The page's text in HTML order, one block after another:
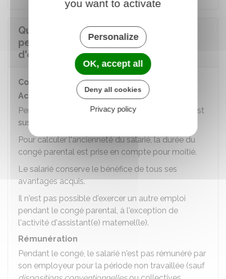
Quelle est la situation du salarié
pendant le congé parental
d'éducation à temps plein ?
Conséquences sur le contrat de travail
Activité professionnelle pendant le congé
Pendant la durée du congé parental, le contrat est
suspendu
Pour calculer l'ancienneté du salarié, la durée du
congé parental est prise en compte pour moitié.
Le salarié conserve le bénéfice de tous ses
avantages acquis.
Il n'est pas possible d'exercer un autre emploi
pendant le congé parental, à l'exception de
l'activité d'assistant(e) maternel(le).
Rémunération
Pendant le congé, le salarié n'est pas rémunéré par
son employeur pour la période non travaillée (sauf
you want to activate
Personalize
OK, accept all
Deny all cookies
Privacy policy